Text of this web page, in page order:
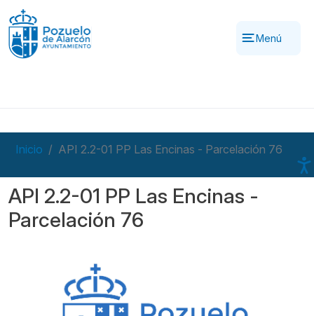
Pasar al contenido principal
Menú
Inicio API 2.2-01 PP Las Encinas - Parcelación 76
API 2.2-01 PP Las Encinas -
Parcelación 76